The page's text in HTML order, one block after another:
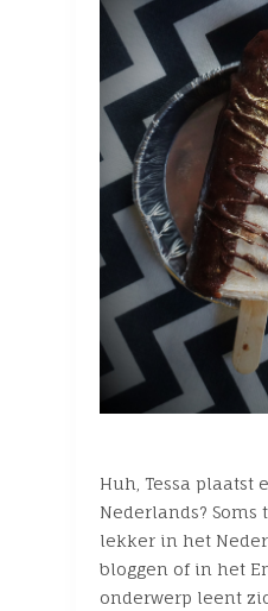
Huh, Tessa plaatst
Nederlands?
lekker in het
bloggen of in het
onderwerp leent